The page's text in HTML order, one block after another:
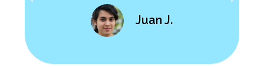
Juan J.